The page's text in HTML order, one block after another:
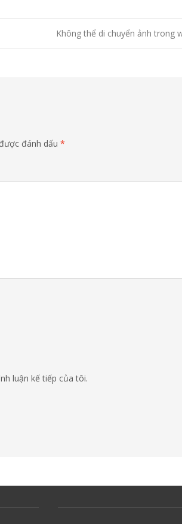
Không thể di chuyển ảnh trong
đánh dấu *
luận kế tiếp của tôi.